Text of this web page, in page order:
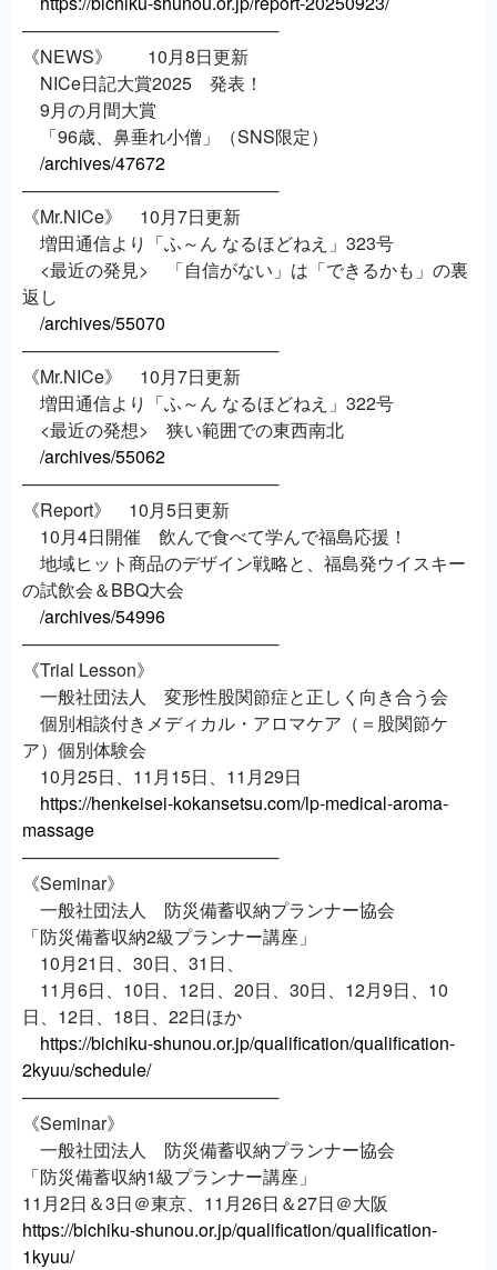
─────────────────────
《NEWS》 10月8日更新
NICe日記大賞2025 発表！
9月の月間大賞
「96歳、鼻垂れ小僧」（SNS限定）
/archives/47672
─────────────────────
《Mr.NICe》 10月7日更新
増田通信より「ふ～ん なるほどねえ」323号
<最近の発見> 「自信がない」は「できるかも」の裏
返し
/archives/55070
─────────────────────
《Mr.NICe》 10月7日更新
増田通信より「ふ～ん なるほどねえ」322号
<最近の発想> 狭い範囲での東西南北
/archives/55062
─────────────────────
《Report》 10月5日更新
10月4日開催 飲んで食べて学んで福島応援！
地域ヒット商品のデザイン戦略と、福島発ウイスキー
の試飲会＆BBQ大会
/archives/54996
─────────────────────
《Trial Lesson》
一般社団法人 変形性股関節症と正しく向き合う会
個別相談付きメディカル・アロマケア（＝股関節ケ
ア）個別体験会
10月25日、11月15日、11月29日
https://henkeisei-kokansetsu.com/lp-medical-aroma-
massage
─────────────────────
《Seminar》
一般社団法人 防災備蓄収納プランナー協会
「防災備蓄収納2級プランナー講座」
10月21日、30日、31日、
11月6日、10日、12日、20日、30日、12月9日、10
日、12日、18日、22日ほか
https://bichiku-shunou.or.jp/qualification/qualification-
2kyuu/schedule/
─────────────────────
《Seminar》
一般社団法人 防災備蓄収納プランナー協会
「防災備蓄収納1級プランナー講座」
11月2日＆3日＠東京、11月26日＆27日＠大阪
https://bichiku-shunou.or.jp/qualification/qualification-
1kyuu/